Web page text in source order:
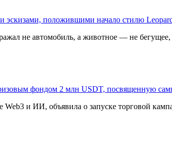
эскизами, положившими начало стилю
не автомобиль, а животное — не
фондом 2 млн USDT, посвященную
и ИИ, объявила о запуске торговой